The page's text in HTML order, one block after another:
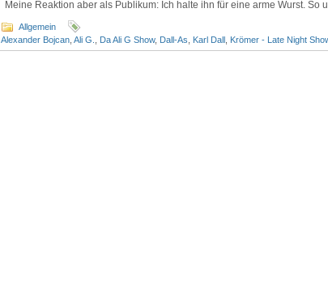
Meine Reaktion aber als Publikum: Ich halte ihn für eine arme Wurst. So
Allgemein
Alexander Bojcan Ali G. Da Ali G Show, Dall-As Karl Dall Krömer - Late Night